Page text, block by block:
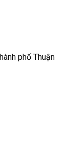
phố Thuận